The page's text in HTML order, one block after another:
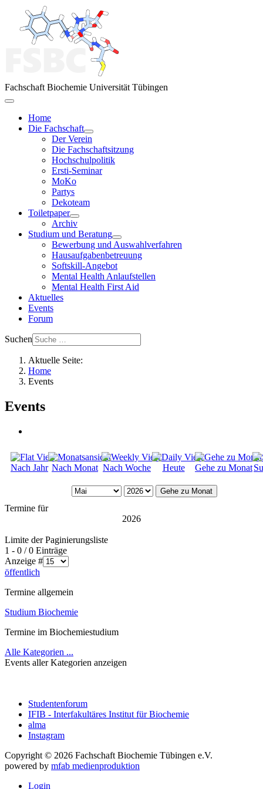
Fachschaft Biochemie Universität Tübingen
Home
Die Fachschaft
Der Verein
Die Fachschaftsitzung
Hochschulpolitik
Ersti-Seminar
MoKo
Partys
Dekoteam
Toiletpaper
Archiv
Studium und Beratung
Bewerbung und Auswahlverfahren
Hausaufgabenbetreuung
Softskill-Angebot
Mental Health Anlaufstellen
Mental Health First Aid
Aktuelles
Events
Forum
Suchen
Aktuelle Seite:
Home
Events
Events
Nach Jahr Nach Monat Nach Woche Heute Gehe zu Monat
Gehe zu Monat
Termine für
2026
Limite der Paginierungsliste
1 - 0 / 0 Einträge
Anzeige #
öffentlich
Termine allgemein
Studium Biochemie
Termine im Biochemiestudium
Alle Kategorien ...
Events aller Kategorien anzeigen
Studentenforum
IFIB - Interfakultäres Institut für Biochemie
alma
Instagram
Copyright © 2026 Fachschaft Biochemie Tübingen e.V.
powered by mfab medienproduktion
Login